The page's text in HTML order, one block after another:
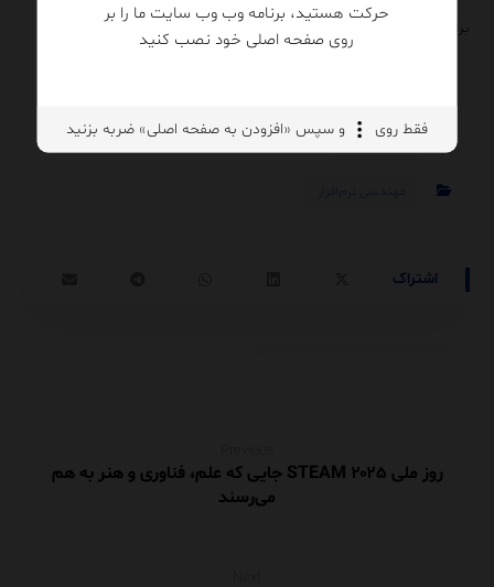
حرکت هستید، برنامه وب وب سایت ما را بر
روی صفحه اصلی خود نصب کنید
فقط روی و سپس «افزودن به صفحه اصلی» ضربه بزنید
برای دریافت مشاوره تخصصی، با ما تماس ✆ بگیرید.
روز ملی STEAM ۲۰۲۵ جایی که علم، فناوری و هنر به هم
می‌رسند